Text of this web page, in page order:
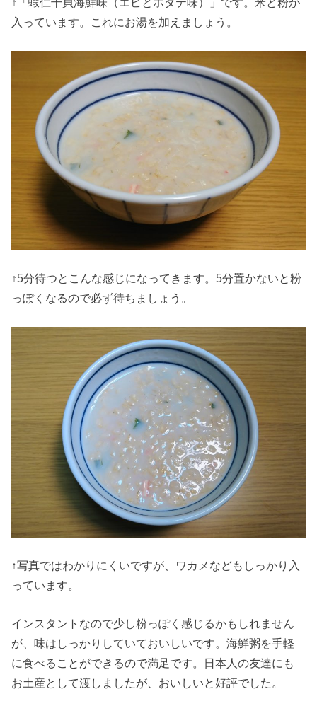
入っています。これにお湯を加えましょう。
↑5分待つとこんな感じになってきます。5分置かないと粉
っぽくなるので必ず待ちましょう。
↑写真ではわかりにくいですが、ワカメなどもしっかり入
っています。
インスタントなので少し粉っぽく感じるかもしれません
が、味はしっかりしていておいしいです。海鮮粥を手軽
に食べることができるので満足です。日本人の友達にも
お土産として渡しましたが、おいしいと好評でした。